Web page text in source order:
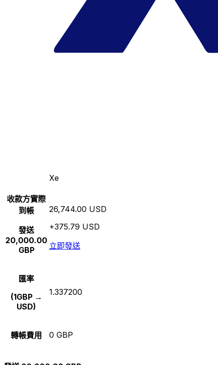
Xe
收款方實際
到帳
發送
20,000.00
GBP
26,744.00 USD
+375.79 USD
立即發送
匯率
(1GBP →
USD)
1.337200
轉帳費用 0 GBP